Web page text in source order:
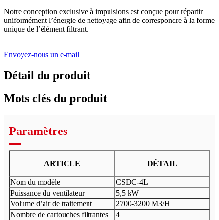
Notre conception exclusive à impulsions est conçue pour répartir
uniformément l’énergie de nettoyage afin de correspondre à la forme
unique de l’élément filtrant.
Envoyez-nous un e-mail
Détail du produit
Mots clés du produit
Paramètres
ARTICLE DÉTAIL
Nom du modèle
CSDC-4L
Puissance du ventilateur
5,5 kW
Volume d’air de traitement
2700-3200 M3/H
Nombre de cartouches filtrantes
4